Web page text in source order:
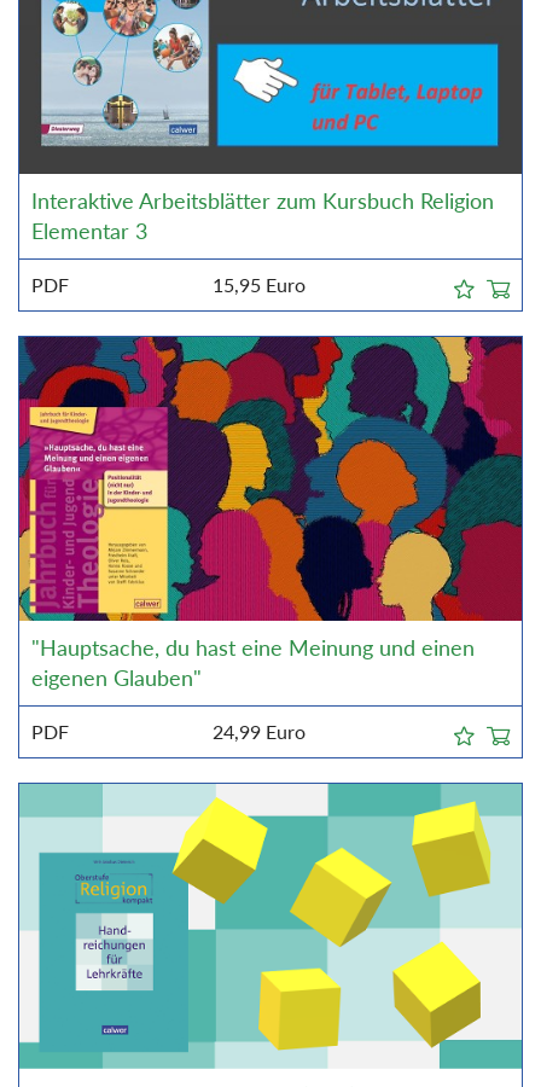
Interaktive Arbeitsblätter zum Kursbuch Religion
Elementar 3
PDF 15,95 Euro
"Hauptsache, du hast eine Meinung und einen
eigenen Glauben"
PDF 24,99 Euro